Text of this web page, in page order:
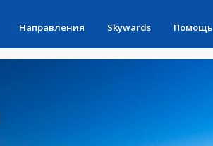
Направления Skywards Помощь